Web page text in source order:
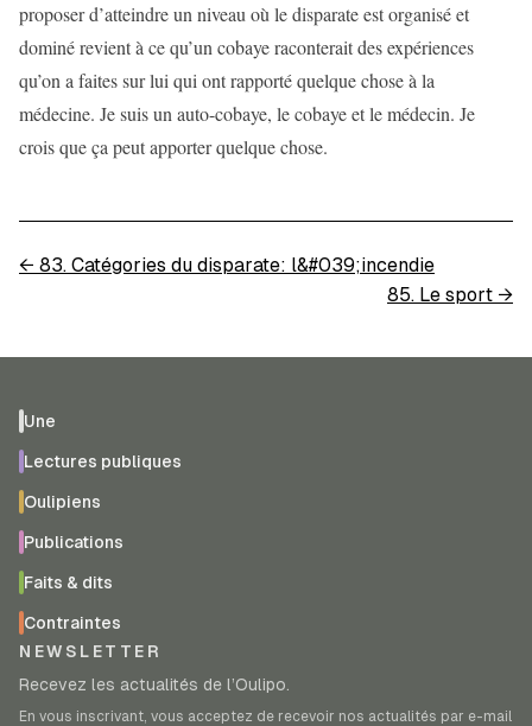
proposer d’atteindre un niveau où le disparate est organisé et
dominé revient à ce qu’un cobaye raconterait des expériences
qu’on a faites sur lui qui ont rapporté quelque chose à la
médecine. Je suis un auto-cobaye, le cobaye et le médecin. Je
crois que ça peut apporter quelque chose.
← 83. Catégories du disparate: l&#039;incendie
85. Le sport →
Une
Lectures publiques
Oulipiens
Publications
Faits & dits
Contraintes
NEWSLETTER
Recevez les actualités de l’Oulipo.
En vous inscrivant, vous acceptez de recevoir nos actualités par e-mail